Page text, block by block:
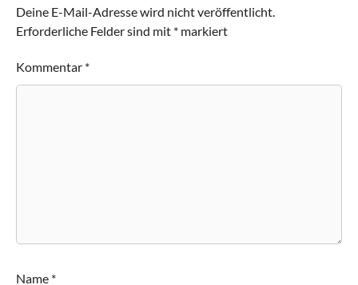
Deine E-Mail-Adresse wird nicht veröffentlicht.
Erforderliche Felder sind mit * markiert
Kommentar *
Name *